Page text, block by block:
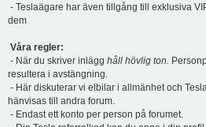
- Teslaägare har även tillgång till exklusiva
dem
Våra regler:
- När du skriver inlägg håll hövlig ton.
resultera i avstängning.
- Här diskuterar vi elbilar i allmänhet och
hänvisas till andra forum.
- Endast ett konto per person på forumet.